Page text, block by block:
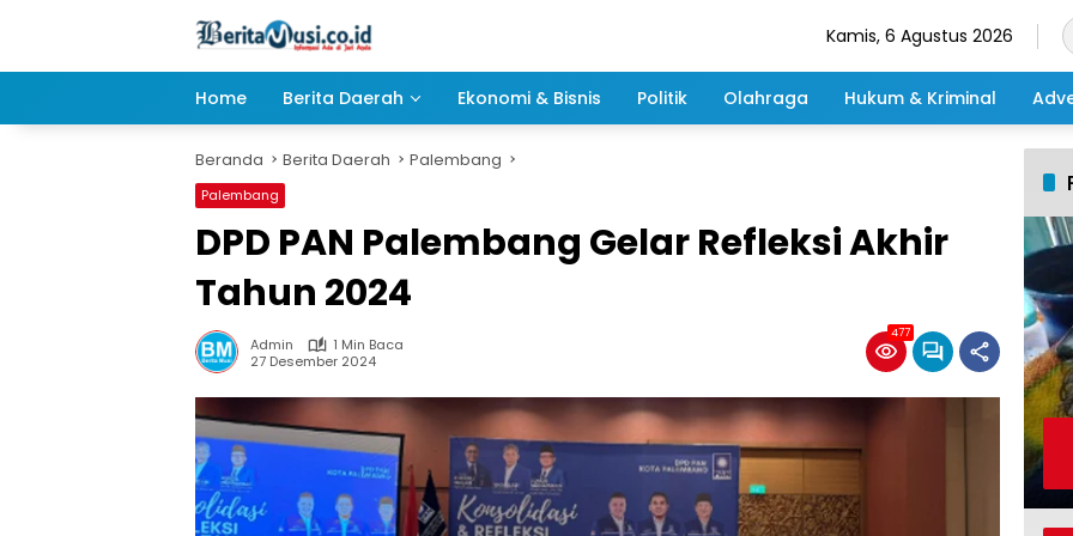
Kamis, 6 Agustus 2026
Home Berita Daerah Ekonomi & Bisnis Politik Olahraga Hukum & Kriminal
Beranda Berita Daerah Palembang
Palembang
DPD PAN Palembang Gelar Refleksi Akhir
Tahun 2024
Admin
1 Min Baca
27 Desember 2024
477